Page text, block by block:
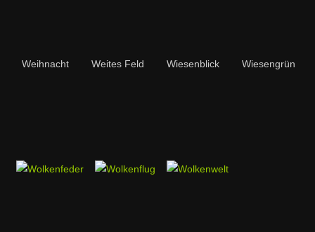
Weihnacht Weites Feld Wiesenblick Wiesengrün